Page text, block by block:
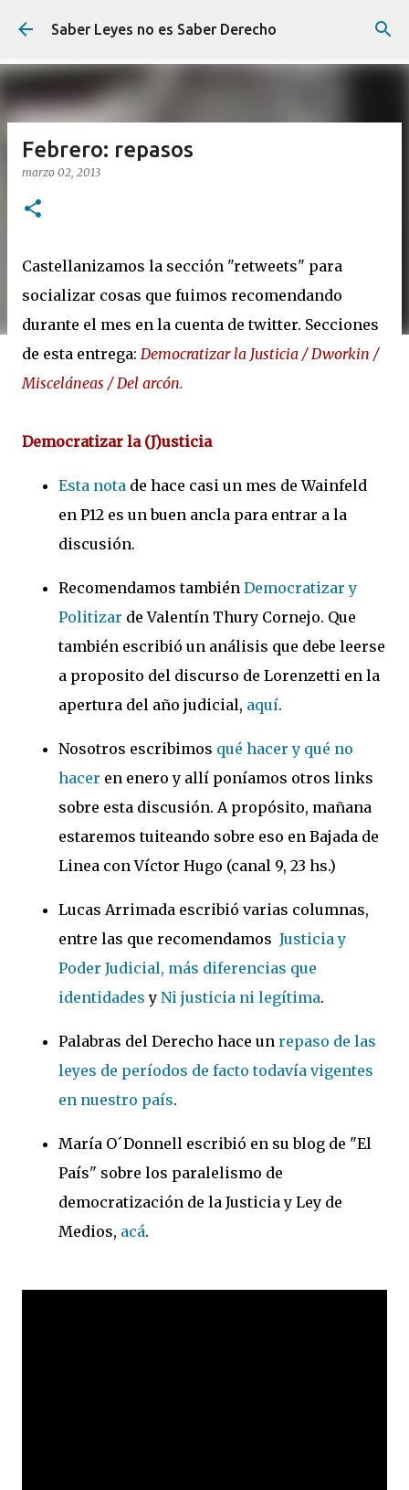
Ir al contenido principal
Saber Leyes no es Saber Derecho
Febrero: repasos
marzo 02, 2013
Castellanizamos la sección "retweets" para
socializar cosas que fuimos recomendando
durante el mes en la cuenta de twitter. Secciones
de esta entrega: Democratizar la Justicia / Dworkin /
Misceláneas / Del arcón.
Democratizar la (J)usticia
Esta nota de hace casi un mes de Wainfeld
en P12 es un buen ancla para entrar a la
discusión.
Recomendamos también Democratizar y
Politizar de Valentín Thury Cornejo. Que
también escribió un análisis que debe leerse
a proposito del discurso de Lorenzetti en la
apertura del año judicial, aquí.
Nosotros escribimos qué hacer y qué no
hacer en enero y allí poníamos otros links
sobre esta discusión. A propósito, mañana
estaremos tuiteando sobre eso en Bajada de
Linea con Víctor Hugo (canal 9, 23 hs.)
Lucas Arrimada escribió varias columnas,
entre las que recomendamos Justicia y
Poder Judicial, más diferencias que
identidades y Ni justicia ni legítima.
Palabras del Derecho hace un repaso de las
leyes de períodos de facto todavía vigentes
en nuestro país.
María O´Donnell escribió en su blog de "El
País" sobre los paralelismo de
democratización de la Justicia y Ley de
Medios, acá.